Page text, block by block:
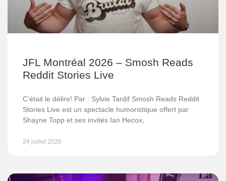
JFL Montréal 2026 – Smosh Reads
Reddit Stories Live
C’était le délire! Par : Sylvie Tardif Smosh Reads Reddit
Stories Live est un spectacle humoristique offert par
Shayne Topp et ses invités Ian Hecox,
24 juillet 2026